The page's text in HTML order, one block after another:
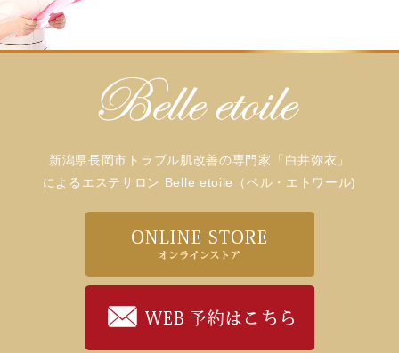
新潟県長岡市トラブル肌改善の専門家「白井弥衣」
によるエステサロン Belle etoile（ベル・エトワール)